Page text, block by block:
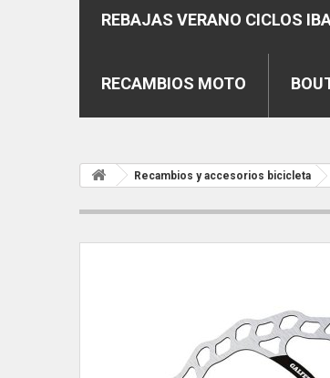
REBAJAS VERANO CICLOS
RECAMBIOS MOTO
Recambios y accesorios bicicleta